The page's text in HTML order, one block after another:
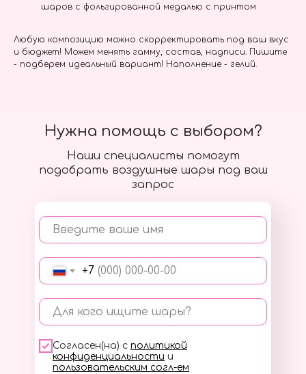
шаров с фольгированной медалью с принтом
Любую композицию можно скорректировать под ваш вкус
и бюджет! Можем менять гамму, состав, надписи. Пишите
- подберем идеальный вариант! Наполнение - гелий.
Наши специалисты помогут
подобрать воздушные шары под ваш
запрос
Введите ваше имя
+7
Для кого ищите шары?
Согласен(на) с политикой
конфиденциальности и
пользовательским согл-ем
Нужна помощь с выбором?